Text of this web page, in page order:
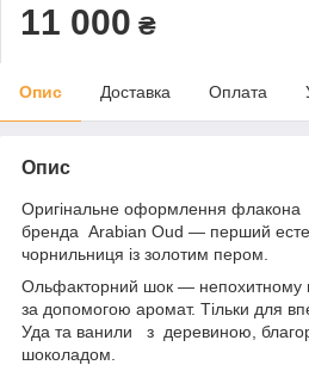
11 000 ₴
Опис Доставка Оплата
Опис
Оригінальне оформлення
бренда Arabian Oud — перший
чорнильниця із золотим пером.
Ольфакторний шок — непохитному
за допомогою аромат. Тільки для
Уда та ванили з деревиною,
шоколадом.